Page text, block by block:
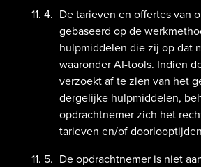
De tarieven en offertes van
gebaseerd op de
hulpmiddelen die zij op dat
waaronder AI-tools. Indien
verzoekt af te zien van het
dergelijke hulpmiddelen,
opdrachtnemer zich het
tarieven en/of
De opdrachtnemer is niet